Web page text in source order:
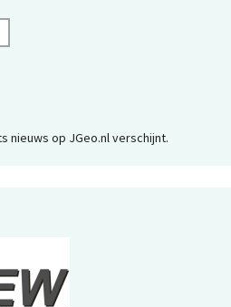
nieuws op JGeo.nl verschijnt.